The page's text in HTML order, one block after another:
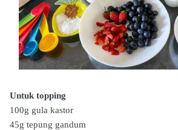
Untuk topping
100g gula kastor
45g tepung gandum